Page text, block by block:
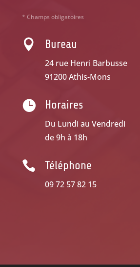
* Champs obligatoires
 Bureau
24 rue Henri Barbusse
91200 Athis-Mons
 Horaires
Du Lundi au Vendredi
de 9h à 18h
 Téléphone
09 72 57 82 15